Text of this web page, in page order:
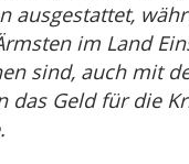
ausgestattet,
im Land
sind, auch mit
das Geld für die